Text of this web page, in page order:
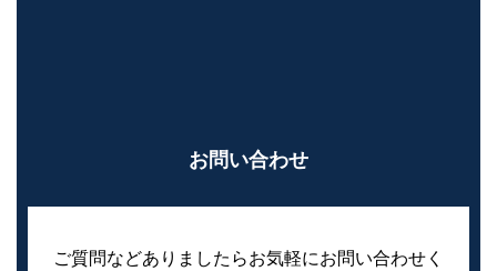
お問い合わせ
ご質問などありましたらお気軽にお問い合わせく